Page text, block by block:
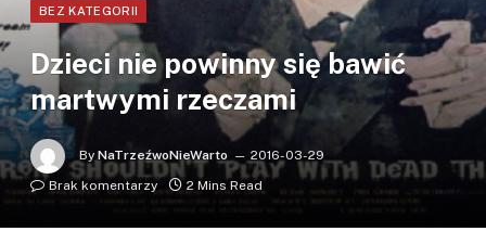
BEZ KATEGORII
Dzieci nie powinny się bawić
martwymi rzeczami
By NaTrzeźwoNieWarto
2016-03-29
Brak komentarzy
2 Mins Read